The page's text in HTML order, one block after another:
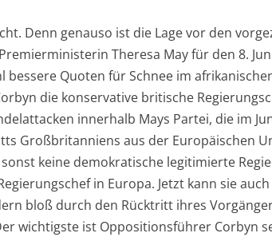
Denn genauso ist die Lage vor den
Theresa May für den 8.
bessere Quoten für Schnee im
die konservative britische
innerhalb Mays Partei, die im
Großbritanniens aus der Europäischen
keine demokratische legitimierte
in Europa. Jetzt kann sie
bloß durch den Rücktritt ihres
wichtigste ist Oppositionsführer Corbyn